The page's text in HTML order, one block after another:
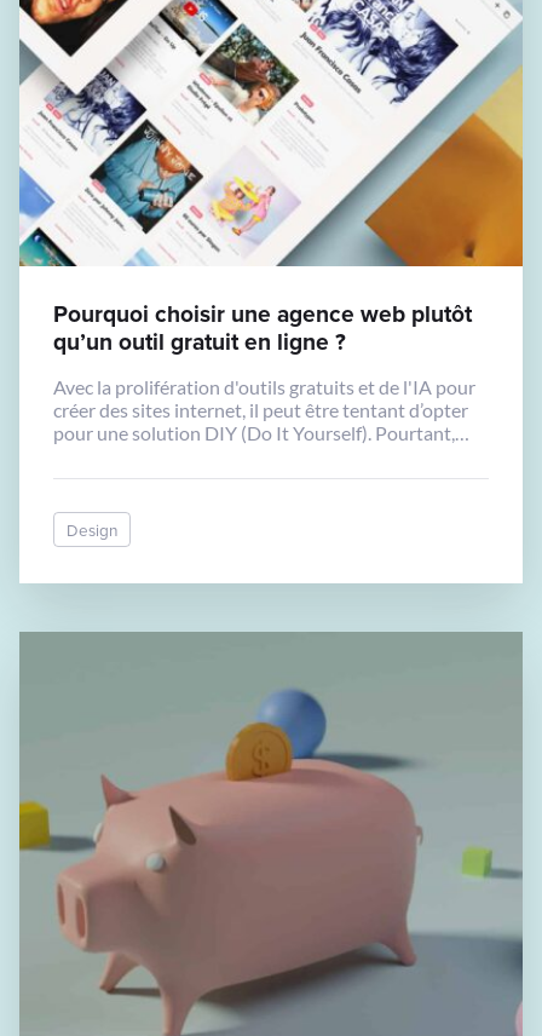
Pourquoi choisir une agence web plutôt
qu’un outil gratuit en ligne ?
Avec la prolifération d'outils gratuits et de l'IA pour
créer des sites internet, il peut être tentant d’opter
pour une solution DIY (Do It Yourself). Pourtant,
nôtre présente de nombreux avantages.
Design